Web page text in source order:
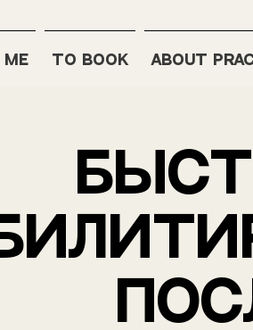
ME TO BOOK ABOUT